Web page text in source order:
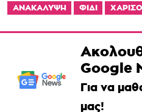
ΑΝΑΚΑΛΥΨΗ ΦΙΔΙ
Google
Για να
μας!